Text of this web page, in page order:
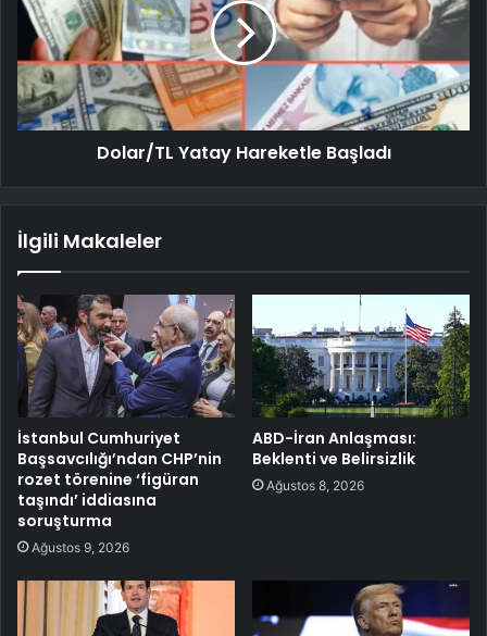
Dolar/TL Yatay Hareketle Başladı
İlgili Makaleler
İstanbul Cumhuriyet
Başsavcılığı’ndan CHP’nin
rozet törenine ‘figüran
taşındı’ iddiasına
soruşturma
Ağustos 9, 2026
ABD-İran Anlaşması:
Beklenti ve Belirsizlik
Ağustos 8, 2026